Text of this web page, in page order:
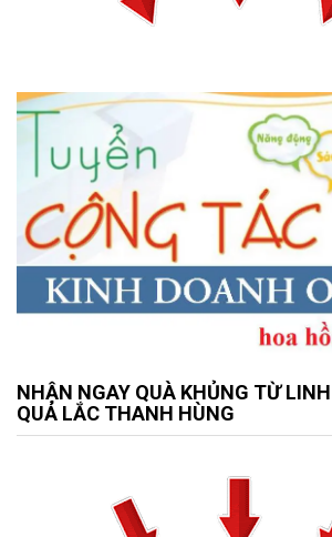
NHẬN NGAY QUÀ KHỦNG TỪ
QUẢ LẮC THANH HÙNG